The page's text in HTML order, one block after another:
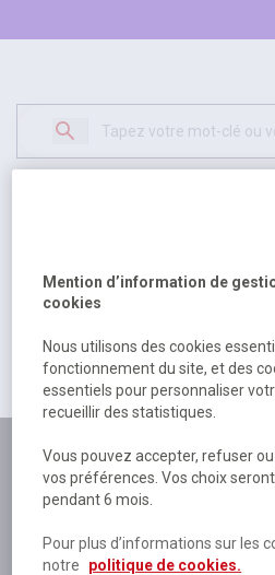
excuser pour la
Retour
Plus de 180 personnes
à votre écoute
Plus de 80 000 références
disponibles
Expédition le jour même
Mention d’information de
cookies
Nous utilisons des cookies
fonctionnement du site, et des
essentiels pour personnaliser
recueillir des statistiques.
Vous pouvez accepter, refuser
vos préférences. Vos choix
pendant 6 mois.
Pour plus d’informations sur les
notre
politique de cookies.